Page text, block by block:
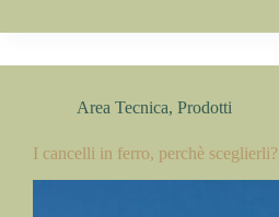
Area Tecnica, Prodotti
I cancelli in ferro, perchè sceglierli?